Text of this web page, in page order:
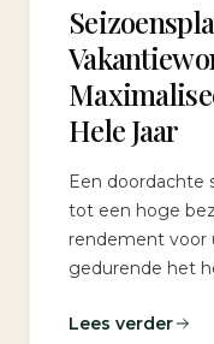
Hele Jaar
Een doordachte
tot een hoge
rendement voor
gedurende het
Lees verder